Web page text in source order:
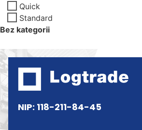
Quick
Standard
Bez kategorii
NIP: 118-211-84-45